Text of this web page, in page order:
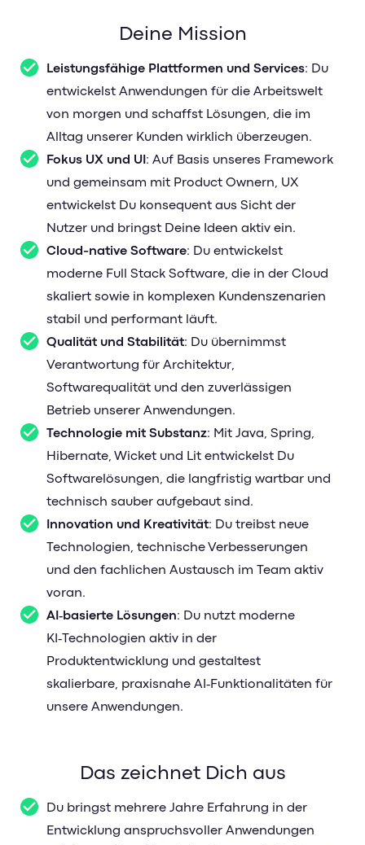
Gemeinsam gestalten wir die Arbeitswelt von
Deine Mission
Leistungsfähige Plattformen und Services: Du
entwickelst Anwendungen für die Arbeitswelt
von morgen und schaffst Lösungen, die im
Alltag unserer Kunden wirklich überzeugen.
Fokus UX und UI : Auf Basis unseres Framework
und gemeinsam mit Product Ownern, UX
entwickelst Du konsequent aus Sicht der
Nutzer und bringst Deine Ideen aktiv ein.
Cloud-native Software: Du entwickelst
moderne Full Stack Software, die in der Cloud
skaliert sowie in komplexen Kundenszenarien
stabil und performant läuft.
Qualität und Stabilität: Du übernimmst
Verantwortung für Architektur,
Softwarequalität und den zuverlässigen
Betrieb unserer Anwendungen.
Technologie mit Substanz: Mit Java, Spring,
Hibernate, Wicket und Lit entwickelst Du
Softwarelösungen, die langfristig wartbar und
technisch sauber aufgebaut sind.
Innovation und Kreativität: Du treibst neue
Technologien, technische Verbesserungen
und den fachlichen Austausch im Team aktiv
voran.
AI‑basierte Lösungen: Du nutzt moderne
KI‑Technologien aktiv in der
Produktentwicklung und gestaltest
skalierbare, praxisnahe AI‑Funktionalitäten für
unsere Anwendungen.
Das zeichnet Dich aus
Du bringst mehrere Jahre Erfahrung in der
Entwicklung anspruchsvoller Anwendungen